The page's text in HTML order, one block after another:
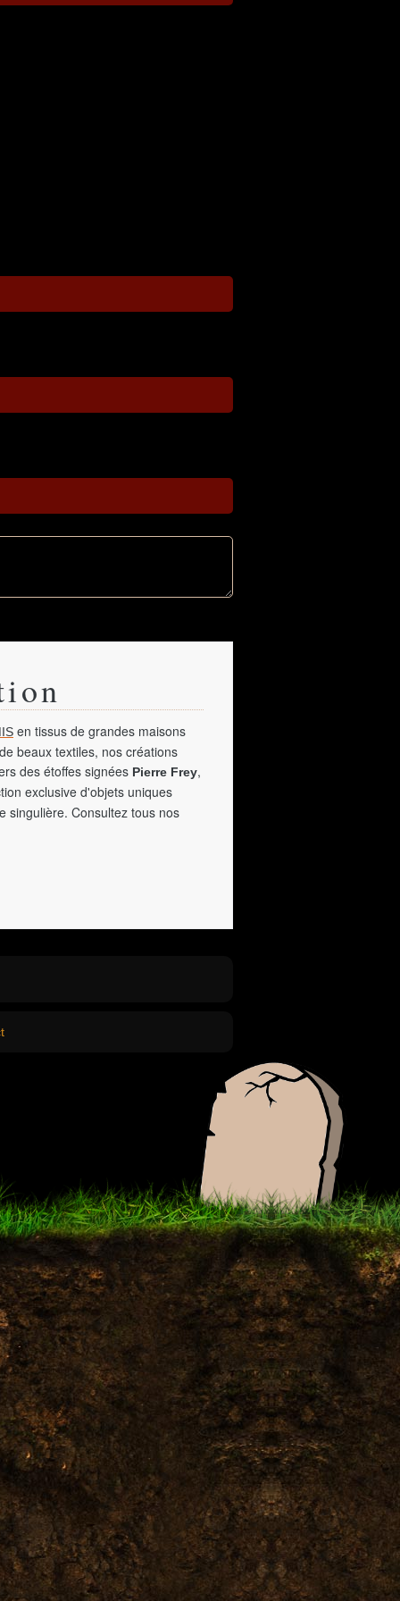
en tissus de grandes maisons
beaux textiles, nos créations
des étoffes signées Pierre Frey,
exclusive d'objets uniques
singulière. Consultez tous nos